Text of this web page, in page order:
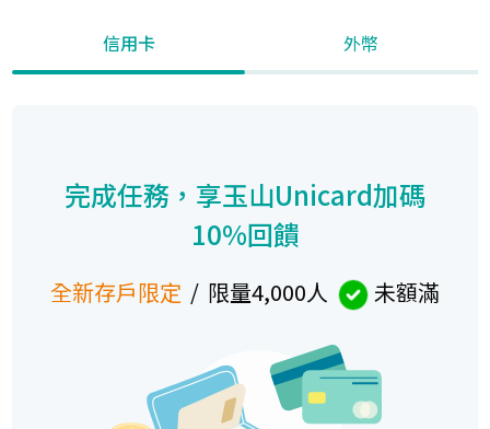
信用卡 外幣
完成任務，享玉山Unicard加碼
10%回饋
全新存戶限定 / 限量4,000人 未額滿